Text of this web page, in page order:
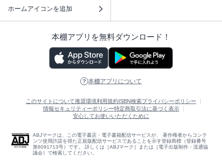
ホームアイコンを追加
本棚アプリを無料ダウンロード！
本棚アプリについて
このサイトについて推奨環境利用規約ISBN検索プライバシーポリシー
情報セキュリティーポリシー特定商取引法に基づく表示
安心してお使いいただくために
ABJマークは、この電子書店・電子書籍配信サービスが、 著作権者からコンテ
ンツ使用許諾を得た正規版配信サービスであることを示す登録商標（登録番号
第6091713号）です。 詳しくは［ABJマーク］または［電子出版制作・流通協
議会］で検索してください。